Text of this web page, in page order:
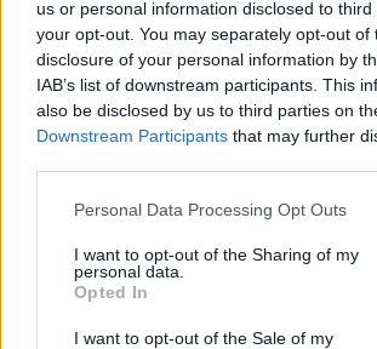
us or personal information disclosed to
your opt-out. You may separately opt-out of
disclosure of your personal information by
IAB’s list of downstream participants. This
also be disclosed by us to third parties on
Downstream Participants that may further
Please note that this website/app uses one
not limited to your visit or usage behaviour.
grant or deny consent to Google and its
use your data for below specified purposes
consent section.
Personal Data Processing Opt Outs
I want to opt-out of the Sharing of my
personal data.
Opted In
I want to opt-out of the Sale of my
Arról is beszél, hogy ez a
Maladypétől, lévén a színészek
fontos része, hogy „ha valami nem
előadáson, ahogy a próbákon
pánikba, hanem az újratervezés
könnyedén reagál a pillanatnyi
Balázs Zoltán véleménye szerint a
megkerülhetetlen feladata
tartalmakkal is, mint a szexualitás, a